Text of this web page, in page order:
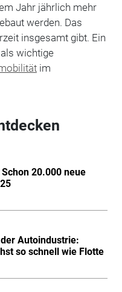
Jahr jährlich mehr
werden. Das
insgesamt gibt. Ein
wichtige
im
20.000 neue
Autoindustrie:
so schnell wie Flotte